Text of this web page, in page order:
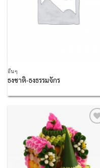
อื่นๆ
ธงชาติ-ธงธรรมจักร
Wishlist